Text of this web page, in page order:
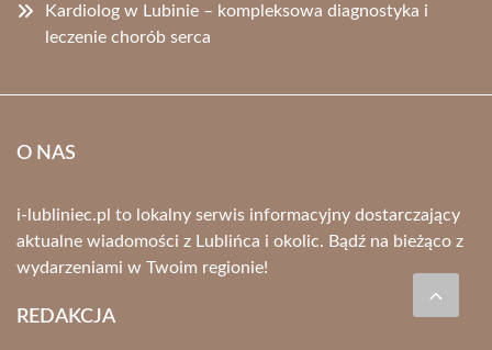
Kardiolog w Lubinie – kompleksowa diagnostyka i
leczenie chorób serca
O NAS
i-lubliniec.pl to lokalny serwis informacyjny dostarczający
aktualne wiadomości z Lublińca i okolic. Bądź na bieżąco z
wydarzeniami w Twoim regionie!
REDAKCJA